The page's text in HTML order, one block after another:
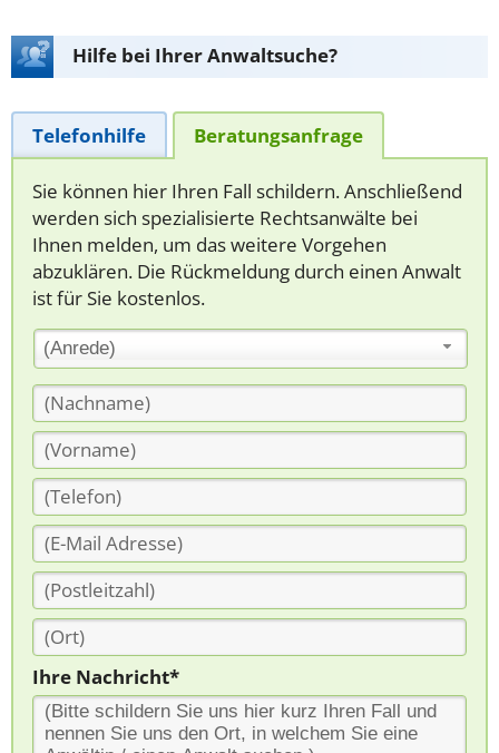
Hilfe bei Ihrer Anwaltsuche?
Telefonhilfe Beratungsanfrage
Sie können hier Ihren Fall schildern. Anschließend
werden sich spezialisierte Rechtsanwälte bei
Ihnen melden, um das weitere Vorgehen
abzuklären. Die Rückmeldung durch einen Anwalt
ist für Sie kostenlos.
(Anrede)
Ihre Nachricht*